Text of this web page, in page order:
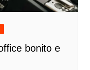
bonito e